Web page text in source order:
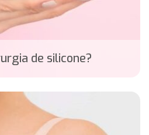
de silicone?